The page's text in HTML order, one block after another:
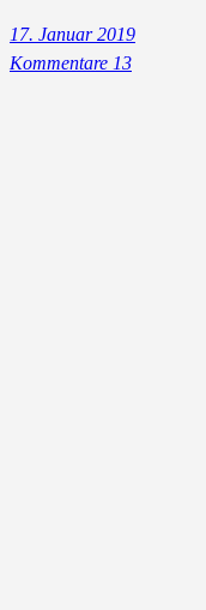
17. Januar 2019
Kommentare 13